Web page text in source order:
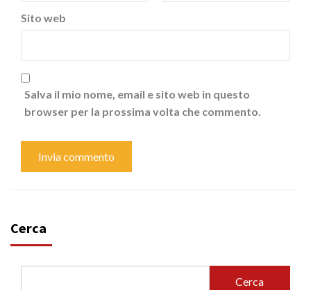
Sito web
Salva il mio nome, email e sito web in questo
browser per la prossima volta che commento.
Cerca
Cerca